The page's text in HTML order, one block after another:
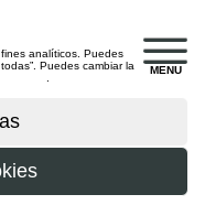
MENU
analíticos. Puedes
Puedes cambiar la